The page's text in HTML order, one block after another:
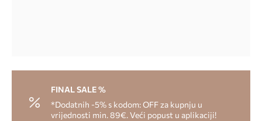
FINAL SALE %
*Dodatnih -5% s kodom: OFF za kupnju u
vrijednosti min. 89€. Veći popust u aplikaciji!